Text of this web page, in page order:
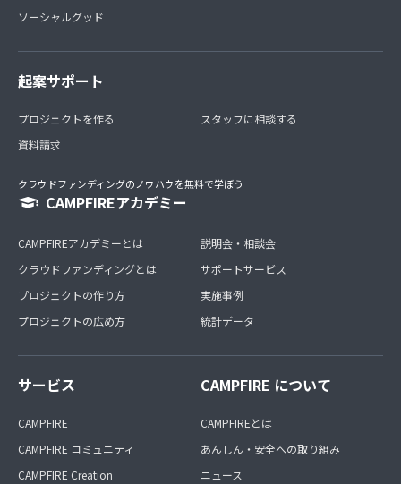
ソーシャルグッド
起案サポート
プロジェクトを作る
資料請求
スタッフに相談する
クラウドファンディングのノウハウを無料で学ぼう
CAMPFIREアカデミー
CAMPFIREアカデミーとは
クラウドファンディングとは
プロジェクトの作り方
プロジェクトの広め方
説明会・相談会
サポートサービス
実施事例
統計データ
サービス
CAMPFIRE
CAMPFIRE コミュニティ
CAMPFIRE Creation
CAMPFIRE について
CAMPFIREとは
あんしん・安全への取り組み
ニュース